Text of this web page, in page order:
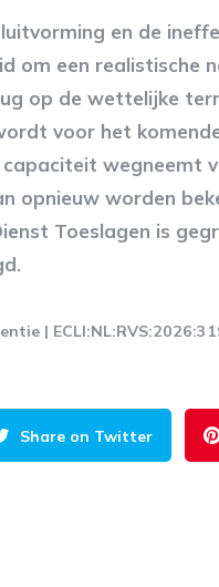
en de
om een realistische
op de wettelijke
voor het
wegneemt
opnieuw worden
Toeslagen is
|
Share on Twitter